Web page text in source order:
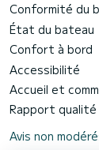
Conformité du
État du bateau
Confort à bord
Accessibilité
Accueil et
Rapport qualité
Avis non